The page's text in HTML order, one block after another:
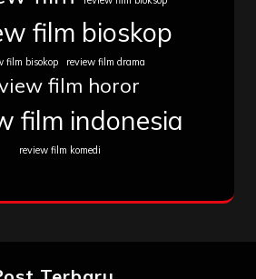
film bioskop
film bisokop review film drama
film horor
film indonesia
review film komedi